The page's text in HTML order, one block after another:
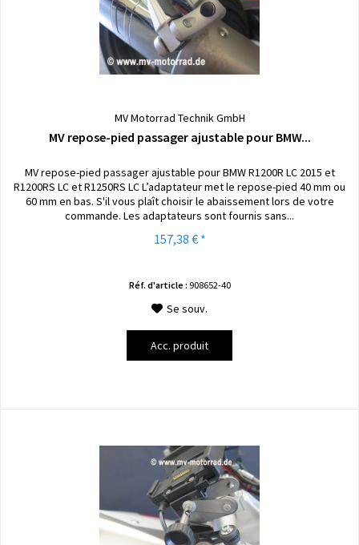
MV Motorrad Technik GmbH
MV repose-pied passager ajustable pour BMW...
MV repose-pied passager ajustable pour BMW R1200R LC 2015 et
R1200RS LC et R1250RS LC L’adaptateur met le repose-pied 40 mm ou
60 mm en bas. S'il vous plaît choisir le abaissement lors de votre
commande. Les adaptateurs sont fournis sans...
157,38 € *
Réf. d'article : 908652-40
Se souv.
Acc. produit